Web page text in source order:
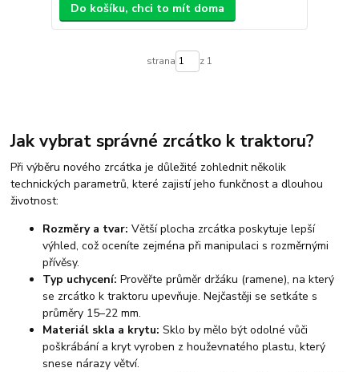
Do košíku, chci to mít doma
strana z 1
Jak vybrat správné zrcátko k traktoru?
Při výběru nového zrcátka je důležité zohlednit několik
technických parametrů, které zajistí jeho funkčnost a dlouhou
životnost:
Rozměry a tvar: Větší plocha zrcátka poskytuje lepší
výhled, což oceníte zejména při manipulaci s rozměrnými
přívěsy.
Typ uchycení: Prověřte průměr držáku (ramene), na který
se zrcátko k traktoru upevňuje. Nejčastěji se setkáte s
průměry 15–22 mm.
Materiál skla a krytu: Sklo by mělo být odolné vůči
poškrábání a kryt vyroben z houževnatého plastu, který
snese nárazy větví.